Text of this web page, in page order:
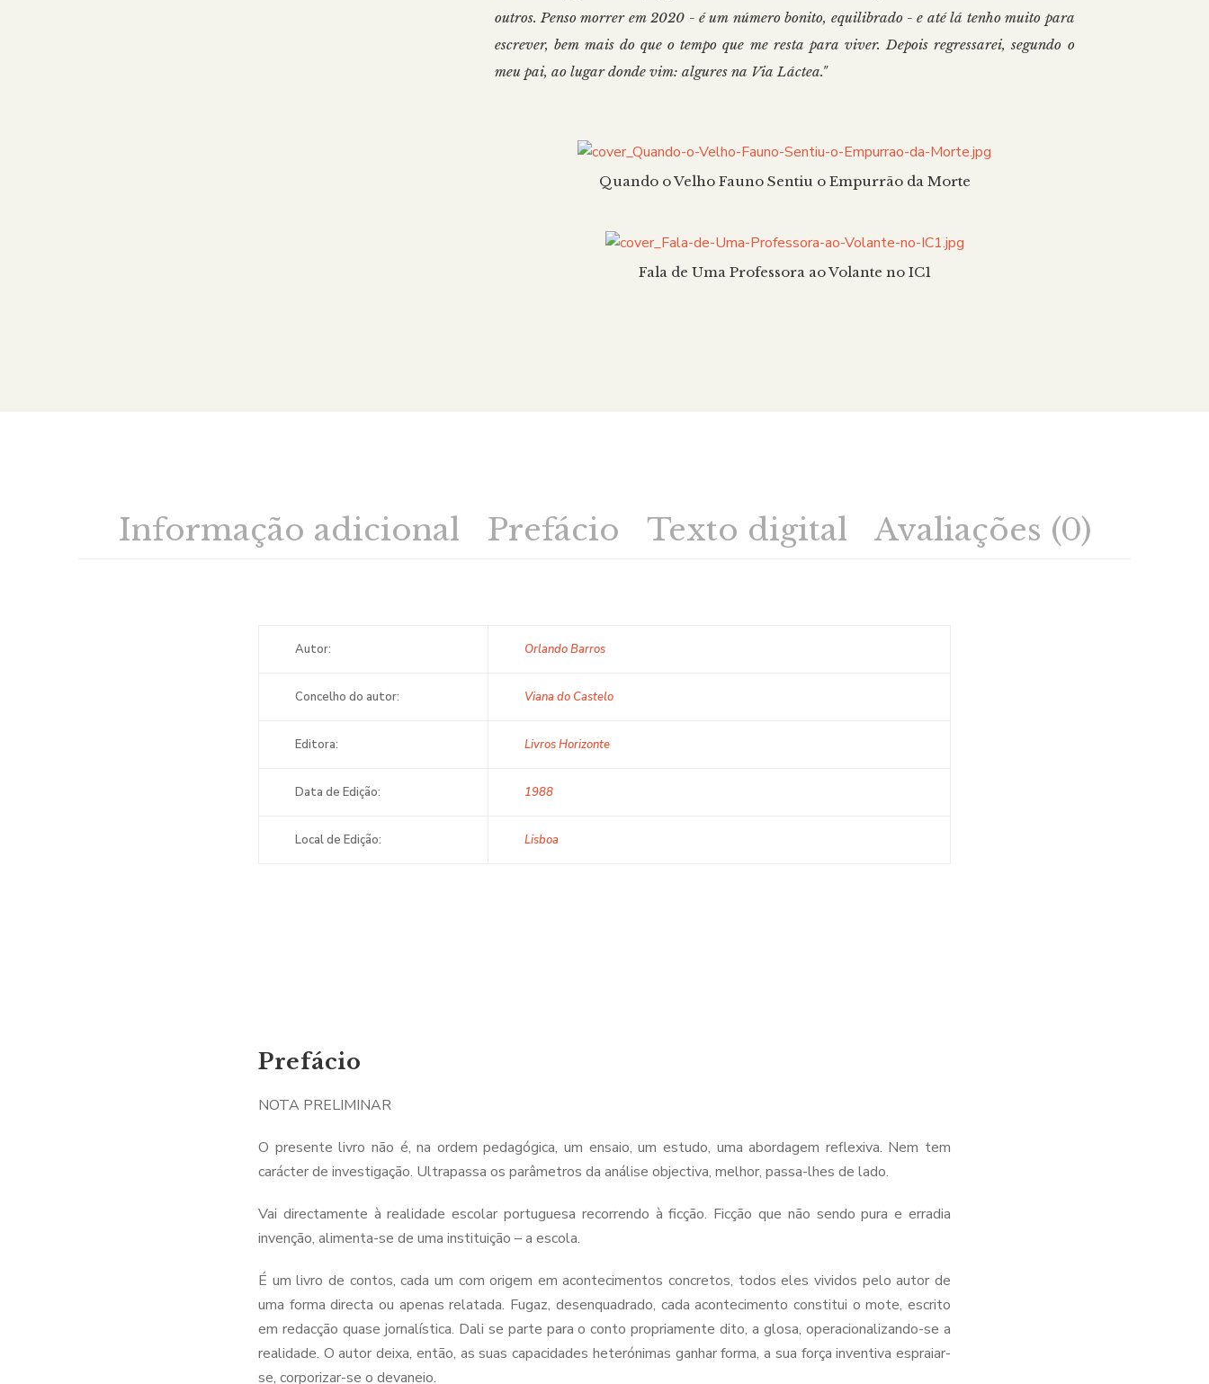
outros. Penso morrer em 2020 - é um número bonito, equilibrado - e até lá tenho muito para
escrever, bem mais do que o tempo que me resta para viver. Depois regressarei, segundo o
meu pai, ao lugar donde vim: algures na Via Láctea."
Quando o Velho Fauno Sentiu o Empurrão da Morte
Fala de Uma Professora ao Volante no IC1
Informação adicional Prefácio Texto digital Avaliações (0)
Autor: Orlando Barros
Concelho do autor: Viana do Castelo
Editora: Livros Horizonte
Data de Edição: 1988
Local de Edição: Lisboa
Prefácio
NOTA PRELIMINAR
O presente livro não é, na ordem pedagógica, um ensaio, um estudo, uma abordagem reflexiva. Nem tem
carácter de investigação. Ultrapassa os parâmetros da análise objectiva, melhor, passa-lhes de lado.
Vai directamente à realidade escolar portuguesa recorrendo à ficção. Ficção que não sendo pura e erradia
invenção, alimenta-se de uma instituição – a escola.
É um livro de contos, cada um com origem em acontecimentos concretos, todos eles vividos pelo autor de
uma forma directa ou apenas relatada. Fugaz, desenquadrado, cada acontecimento constitui o mote, escrito
em redacção quase jornalística. Dali se parte para o conto propriamente dito, a glosa, operacionalizando-se a
realidade. O autor deixa, então, as suas capacidades heterónimas ganhar forma, a sua força inventiva espraiar-
se, corporizar-se o devaneio.